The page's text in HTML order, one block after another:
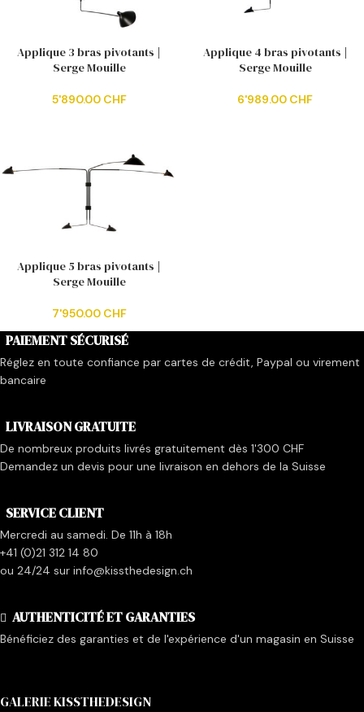
Applique 3 bras pivotants |
Serge Mouille
5'890.00 CHF
Applique 4 bras pivotants |
Serge Mouille
6'989.00 CHF
Applique 5 bras pivotants |
Serge Mouille
7'950.00 CHF
PAIEMENT SÉCURISÉ
Réglez en toute confiance par cartes de crédit, Paypal ou virement
bancaire
LIVRAISON GRATUITE
De nombreux produits livrés gratuitement dès 1'300 CHF
Demandez un devis pour une livraison en dehors de la Suisse
SERVICE CLIENT
Mercredi au samedi. De 11h à 18h
+41 (0)21 312 14 80
ou 24/24 sur info@kissthedesign.ch
AUTHENTICITÉ ET GARANTIES
Bénéficiez des garanties et de l'expérience d'un magasin en Suisse
GALERIE KISSTHEDESIGN